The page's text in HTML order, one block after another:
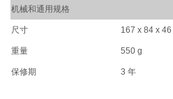
机械和通用规格
尺寸 167 x 84 x
重量 550 g
保修期 3 年